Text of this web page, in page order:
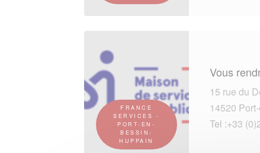
FRANCE
SERVICES -
PORT-EN-
BESSIN-
HUPPAIN
Vous
15 rue du
14520
Tel :+33